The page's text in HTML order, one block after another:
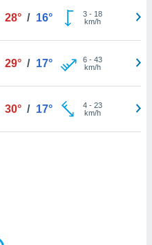
28° / 16° 3- 18
km/h
29° / 17° 6- 43
km/h
30° / 17° 4- 23
km/h